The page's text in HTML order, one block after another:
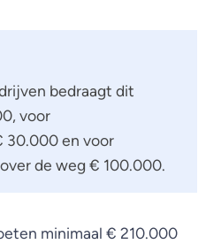
bedraagt dit
voor
30.000 en voor
de weg € 100.000.
minimaal € 210.000